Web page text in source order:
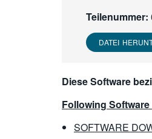
Teilenummer:
DATEI
Diese Software
Following
SOFTWARE